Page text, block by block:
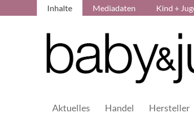
Inhalte Mediadaten Kind +
Aktuelles Handel Hersteller